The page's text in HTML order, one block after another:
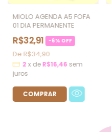
MIOLO AGENDA A5 FOFA
01 DIA PERMANENTE
R$32,91 -6% OFF
R$34,90
2 x deR$16,46 sem
juros